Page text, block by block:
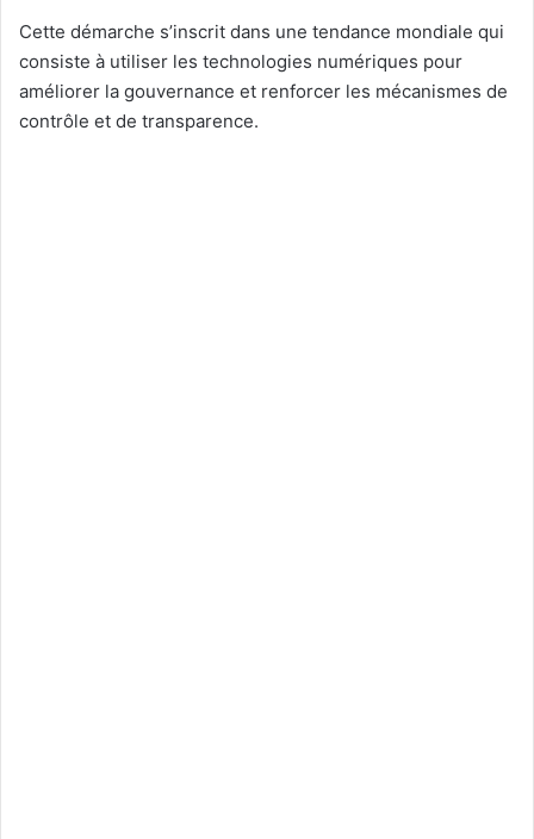
Cette démarche s’inscrit dans une tendance mondiale qui
consiste à utiliser les technologies numériques pour
améliorer la gouvernance et renforcer les mécanismes de
contrôle et de transparence.